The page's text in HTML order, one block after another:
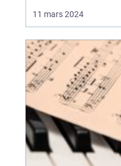
spelen på nätet,
fortsätter
casinoupplevelsen att
locka miljontals
besökare var...
11 mars 2024